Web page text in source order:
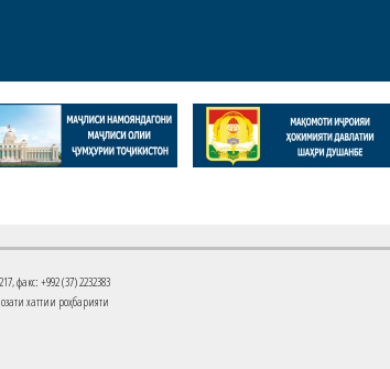
факс: +992 (37) 2232383
хаттии роҳбарияти